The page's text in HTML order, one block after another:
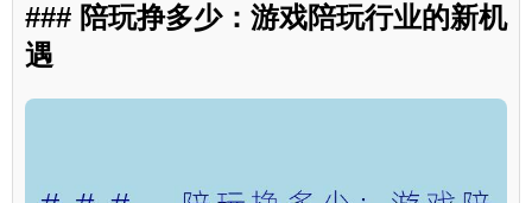
### 陪玩挣多少：游戏陪玩行业的新机
遇